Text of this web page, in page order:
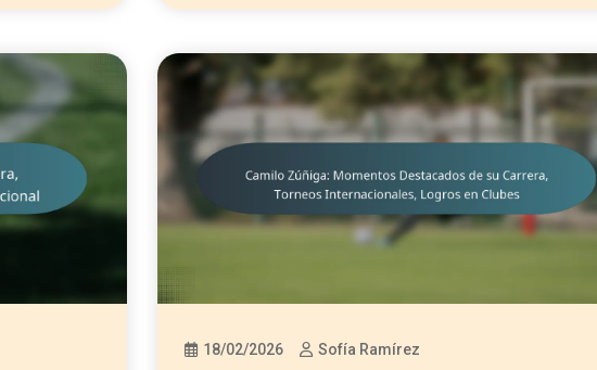
18/02/2026 Sofía Ramírez